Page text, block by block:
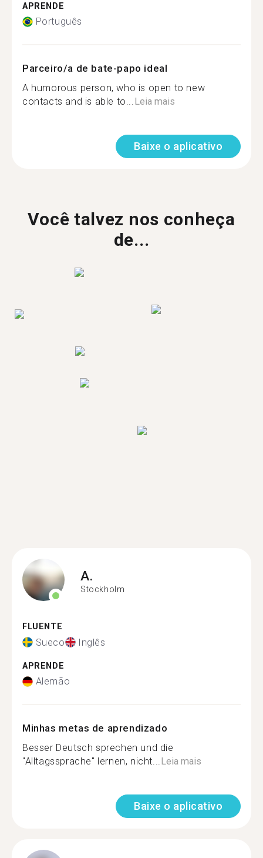
APRENDE
Português
Parceiro/a de bate-papo ideal
A humorous person, who is open to new
contacts and is able to...Leia mais
Baixe o aplicativo
Você talvez nos conheça
de...
A.
Stockholm
FLUENTE
Sueco Inglês
APRENDE
Alemão
Minhas metas de aprendizado
Besser Deutsch sprechen und die
"Alltagssprache" lernen, nicht...Leia mais
Baixe o aplicativo